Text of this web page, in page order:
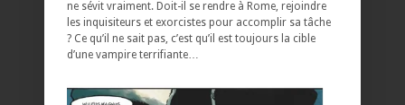
ne sévit vraiment. Doit-il se rendre à Rome, rejoindre
les inquisiteurs et exorcistes pour accomplir sa tâche
? Ce qu’il ne sait pas, c’est qu’il est toujours la cible
d’une vampire terrifiante…